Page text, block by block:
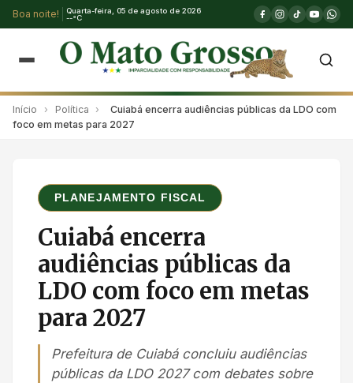
Boa noite!
Quarta-feira, 05 de agosto de 2026
--°C
Início › Política ›
Cuiabá encerra audiências públicas da LDO com
foco em metas para 2027
PLANEJAMENTO FISCAL
Cuiabá encerra
audiências públicas da
LDO com foco em metas
para 2027
Prefeitura de Cuiabá concluiu audiências
públicas da LDO 2027 com debates sobre